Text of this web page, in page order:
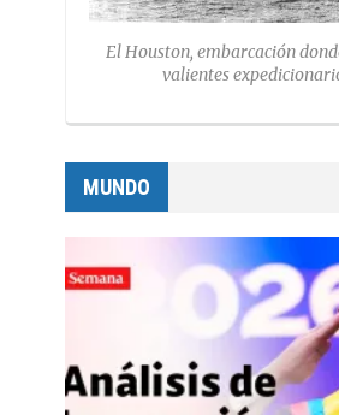
El Houston, embarcación
valientes
MUNDO